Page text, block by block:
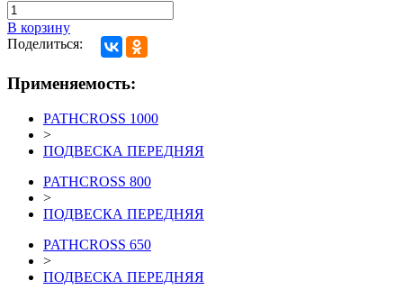
В корзину
Поделиться:
Применяемость:
PATHCROSS 1000
>
ПОДВЕСКА ПЕРЕДНЯЯ
PATHCROSS 800
>
ПОДВЕСКА ПЕРЕДНЯЯ
PATHCROSS 650
>
ПОДВЕСКА ПЕРЕДНЯЯ